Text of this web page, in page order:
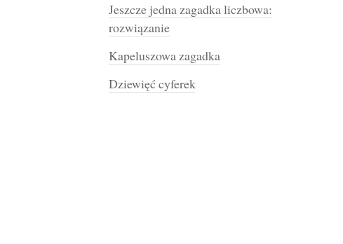
Jeszcze jedna zagadka liczbowa:
rozwiązanie
Kapeluszowa zagadka
Dziewięć cyferek